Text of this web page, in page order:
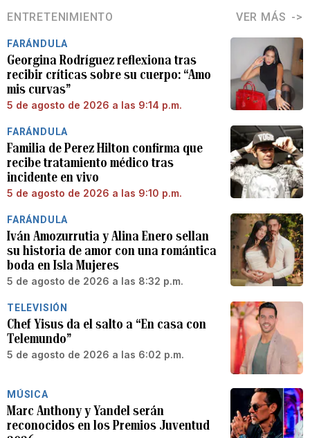
ENTRETENIMIENTO VER MÁS
FARÁNDULA
Georgina Rodríguez reflexiona tras
recibir críticas sobre su cuerpo: “Amo
mis curvas”
5 de agosto de 2026 a las 9:14 p.m.
FARÁNDULA
Familia de Perez Hilton confirma que
recibe tratamiento médico tras
incidente en vivo
5 de agosto de 2026 a las 9:10 p.m.
FARÁNDULA
Iván Amozurrutia y Alina Enero sellan
su historia de amor con una romántica
boda en Isla Mujeres
5 de agosto de 2026 a las 8:32 p.m.
TELEVISIÓN
Chef Yisus da el salto a “En casa con
Telemundo”
5 de agosto de 2026 a las 6:02 p.m.
MÚSICA
Marc Anthony y Yandel serán
reconocidos en los Premios Juventud